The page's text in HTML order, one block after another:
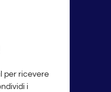
per ricevere
i